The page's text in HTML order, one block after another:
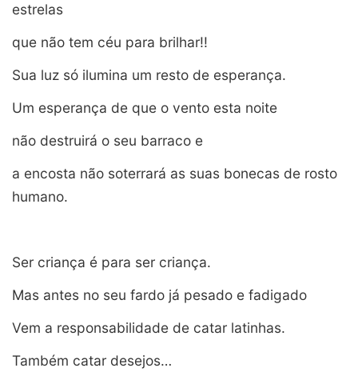
estrelas
que não tem céu para brilhar!!
Sua luz só ilumina um resto de esperança.
Um esperança de que o vento esta noite
não destruirá o seu barraco e
a encosta não soterrará as suas bonecas de rosto
humano.
Ser criança é para ser criança.
Mas antes no seu fardo já pesado e fadigado
Vem a responsabilidade de catar latinhas.
Também catar desejos…